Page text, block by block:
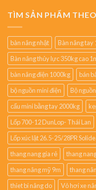
TÌM SẢN PHẨM
bàn nâng nhật
Bàn nâng tay
Bàn nâng thủy lực 350kg cao
bàn nâng điện 1000kg
bán
bộ nguồn mini điện
Bộ
cẩu mini bằng tay 2000kg
Lốp 700-12 DunLop- Thái Lan
Lốp xúc lật 26.5-25/28PR
thang nang gia rẻ
thang
thang nâng mỹ 9m
thang
thiet bi nâng do
Vỏ hơi xe